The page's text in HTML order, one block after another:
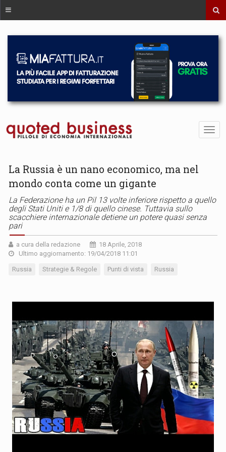
La Russia è un nano economico, ma nel
mondo conta come un gigante
La Federazione ha un Pil 13 volte inferiore rispetto a quello
degli Stati Uniti e 1/8 di quello cinese. Tuttavia sullo
scacchiere internazionale detiene un potere quasi senza
pari
a cura della redazione
18 Aprile, 2018
Ultimo aggiornamento: 19/04/2018 11:01
Russia Strategie & Regole Punti di vista Russia